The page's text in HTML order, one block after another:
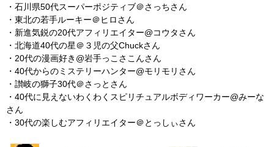
・石川県50代スーパーポジティブ＠さっちさん
・東北の若手ルーキー＠ヒロさん
・新進気鋭の20代アフィリエイター@コウタさん
・北海道40代の星＠３児の父Chuckさん
・20代の漫画好き@岩手っこさこんさん
・40代からのミステリーハンター@モリモリさん
・讃岐の獅子30代＠さっとさん
・40代に見えないわくわくスピリチュアルボディワーカー@みーな
さん
・30代の楽しむアフィリエイター＠とっしぃさん